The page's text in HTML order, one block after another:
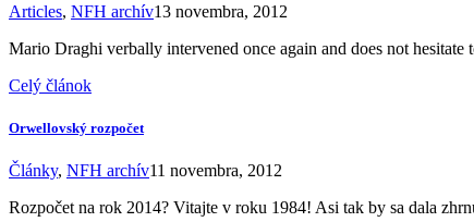
Articles, NFH archív13 novembra, 2012
Mario Draghi verbally intervened once again and does not
Celý článok
Orwellovský rozpočet
Články, NFH archív11 novembra, 2012
Rozpočet na rok 2014? Vitajte v roku 1984! Asi tak by sa dala